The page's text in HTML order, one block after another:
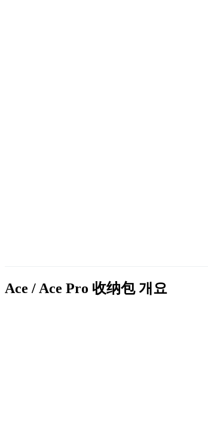
Ace / Ace Pro 收纳包 개요